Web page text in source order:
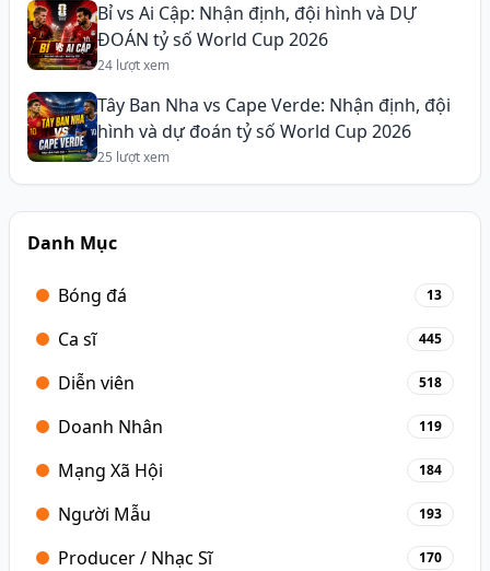
Bỉ vs Ai Cập: Nhận định, đội hình và DỰ
ĐOÁN tỷ số World Cup 2026
24 lượt xem
Tây Ban Nha vs Cape Verde: Nhận định, đội
hình và dự đoán tỷ số World Cup 2026
25 lượt xem
Danh Mục
Bóng đá 13
Ca sĩ 445
Diễn viên 518
Doanh Nhân 119
Mạng Xã Hội 184
Người Mẫu 193
Producer / Nhạc Sĩ 170